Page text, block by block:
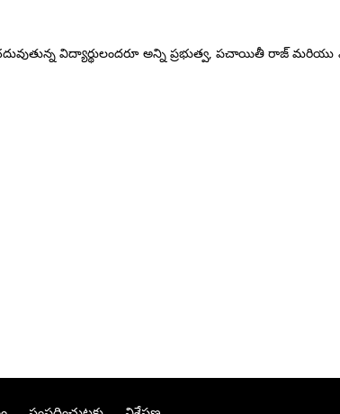
విద్యార్థులందరూ అన్ని ప్రభుత్వ, పచాయితీ రాజ్